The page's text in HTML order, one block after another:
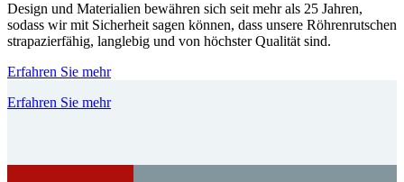
Design und Materialien bewähren sich seit mehr als 25 Jahren,
sodass wir mit Sicherheit sagen können, dass unsere Röhrenrutschen
strapazierfähig, langlebig und von höchster Qualität sind.
Erfahren Sie mehr
Erfahren Sie mehr